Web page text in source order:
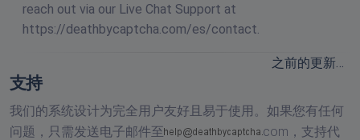
reach out via our Live Chat Support at
https://deathbycaptcha.com/es/contact.
之前的更新…
支持
我们的系统设计为完全用户友好且易于使用。如果您有任何
问题，只需发送电子邮件至
com， 支持代